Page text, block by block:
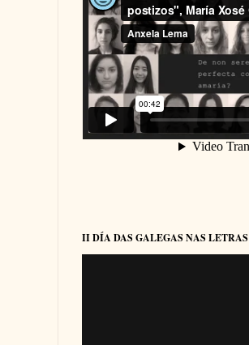
II DÍA DAS GALEGAS NAS LETRAS